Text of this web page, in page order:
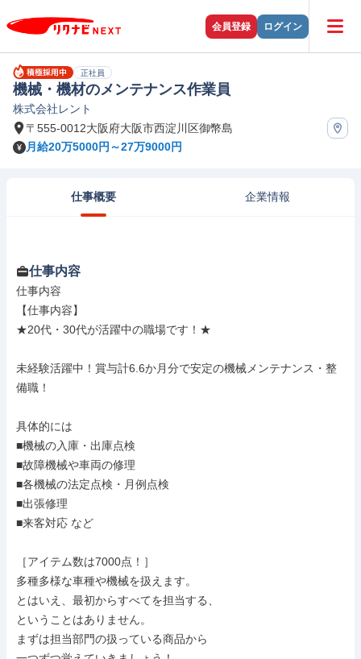
会員登録 ログイン
正社員
機械・機材のメンテナンス作業員
株式会社レント
〒555-0012大阪府大阪市西淀川区御幣島
月給20万5000円～27万9000円
仕事概要 企業情報
仕事内容
仕事内容
【仕事内容】
★20代・30代が活躍中の職場です！★
未経験活躍中！賞与計6.6か月分で安定の機械メンテナンス・整
備職！
具体的には
■機械の入庫・出庫点検
■故障機械や車両の修理
■各機械の法定点検・月例点検
■出張修理
■来客対応 など
［アイテム数は7000点！］
多種多様な車種や機械を扱えます。
とはいえ、最初からすべてを担当する、
ということはありません。
まずは担当部門の扱っている商品から